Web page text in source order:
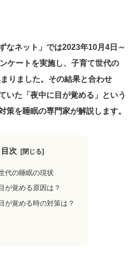
なネット」では2023年10月4日～
ケートを実施し、子育て世代の
りました。その結果と合わせ
いた「夜中に目が覚める」という
策を睡眠の専門家が解説します。
目次
代の睡眠の現状
が覚める原因は？
が覚める時の対策は？
・声を送る